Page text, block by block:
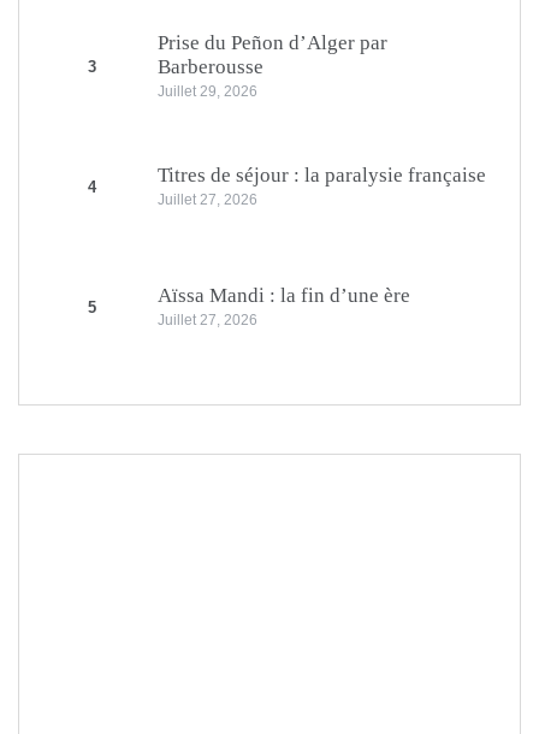
3
Prise du Peñon d’Alger par
Barberousse
Juillet 29, 2026
4
Titres de séjour : la paralysie française
Juillet 27, 2026
5
Aïssa Mandi : la fin d’une ère
Juillet 27, 2026